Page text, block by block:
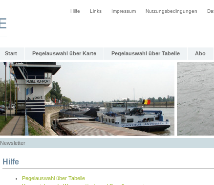
Hilfe Links Impressum Nutzungsbedingungen
Start Pegelauswahl über Karte Pegelauswahl über Tabelle Abo
Newsletter
Hilfe
Pegelauswahl über Tabelle